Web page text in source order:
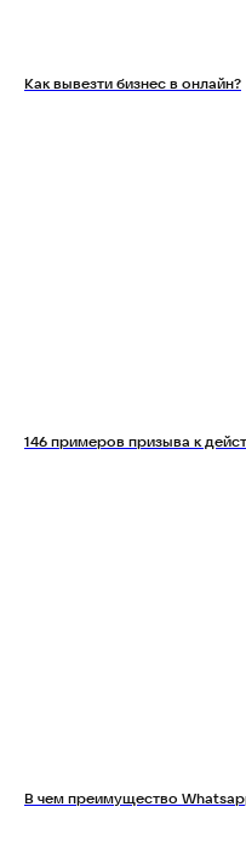
Как вывезти бизнес в онлайн?
146 примеров призыва к
В чем преимущество